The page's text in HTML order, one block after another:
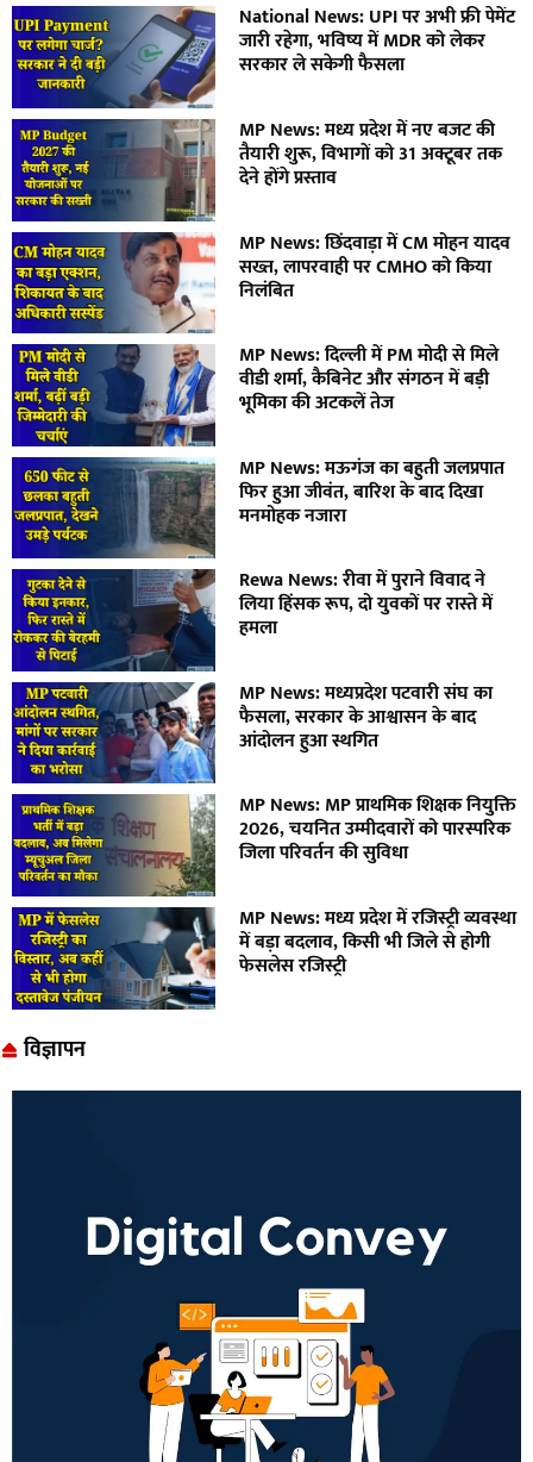
National News: UPI पर अभी फ्री पेमेंट
जारी रहेगा, भविष्य में MDR को लेकर
सरकार ले सकेगी फैसला
MP News: मध्य प्रदेश में नए बजट की
तैयारी शुरू, विभागों को 31 अक्टूबर तक
देने होंगे प्रस्ताव
MP News: छिंदवाड़ा में CM मोहन यादव
सख्त, लापरवाही पर CMHO को किया
निलंबित
MP News: दिल्ली में PM मोदी से मिले
वीडी शर्मा, कैबिनेट और संगठन में बड़ी
भूमिका की अटकलें तेज
MP News: मऊगंज का बहुती जलप्रपात
फिर हुआ जीवंत, बारिश के बाद दिखा
मनमोहक नजारा
Rewa News: रीवा में पुराने विवाद ने
लिया हिंसक रूप, दो युवकों पर रास्ते में
हमला
MP News: मध्यप्रदेश पटवारी संघ का
फैसला, सरकार के आश्वासन के बाद
आंदोलन हुआ स्थगित
MP News: MP प्राथमिक शिक्षक नियुक्ति
2026, चयनित उम्मीदवारों को पारस्परिक
जिला परिवर्तन की सुविधा
MP News: मध्य प्रदेश में रजिस्ट्री व्यवस्था
में बड़ा बदलाव, किसी भी जिले से होगी
फेसलेस रजिस्ट्री
विज्ञापन